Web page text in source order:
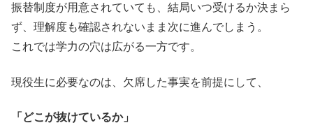
振替制度が用意されていても、結局いつ受けるか決まら
ず、理解度も確認されないまま次に進んでしまう。
これでは学力の穴は広がる一方です。
現役生に必要なのは、欠席した事実を前提にして、
「どこが抜けているか」